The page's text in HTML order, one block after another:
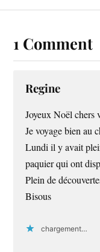
1 Comment
Regine
Joyeux Noël chers
Je voyage bien au
Lundi il y avait
paquier qui ont
Plein de
Bisous
chargement…